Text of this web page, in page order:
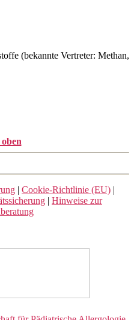
(bekannte Vertreter: Methan,
| Cookie-Richtlinie (EU) |
| Hinweise zur